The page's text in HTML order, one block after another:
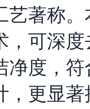
艺著称
，可深
净度，
，更显